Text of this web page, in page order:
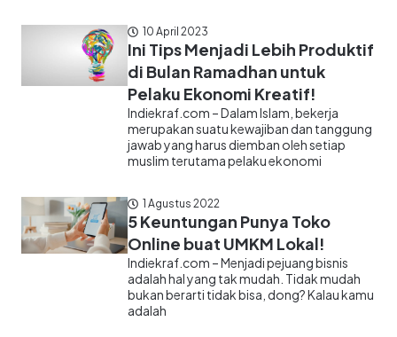
10 April 2023
Ini Tips Menjadi Lebih Produktif
di Bulan Ramadhan untuk
Pelaku Ekonomi Kreatif!
Indiekraf.com – Dalam Islam, bekerja
merupakan suatu kewajiban dan tanggung
jawab yang harus diemban oleh setiap
muslim terutama pelaku ekonomi
1 Agustus 2022
5 Keuntungan Punya Toko
Online buat UMKM Lokal!
Indiekraf.com – Menjadi pejuang bisnis
adalah hal yang tak mudah. Tidak mudah
bukan berarti tidak bisa, dong? Kalau kamu
adalah